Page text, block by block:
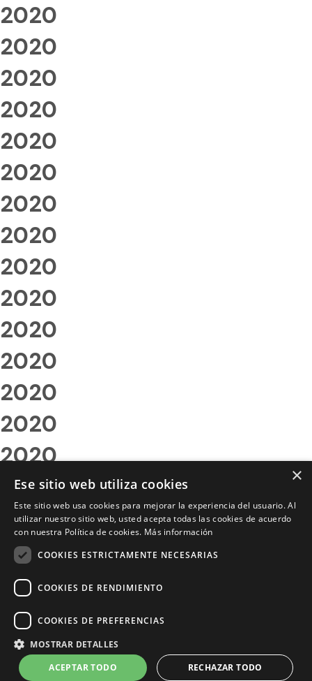
2020
2020
2020
2020
2020
2020
2020
2020
2020
2020
2020
2020
2020
2020
2020
2020
2020
2020
2020
2020
2020
×
Ese sitio web utiliza cookies
Este sitio web usa cookies para mejorar la experiencia del usuario. Al
utilizar nuestro sitio web, usted acepta todas las cookies de acuerdo
con nuestra Política de cookies. Más información
COOKIES ESTRICTAMENTE NECESARIAS
COOKIES DE RENDIMIENTO
COOKIES DE PREFERENCIAS
MOSTRAR DETALLES
ACEPTAR TODO
RECHAZAR TODO